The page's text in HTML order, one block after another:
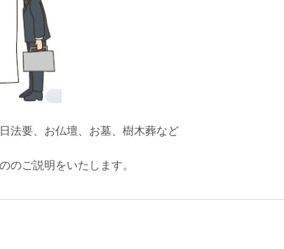
法要、お仏壇、お墓、樹木葬など
のご説明をいたします。